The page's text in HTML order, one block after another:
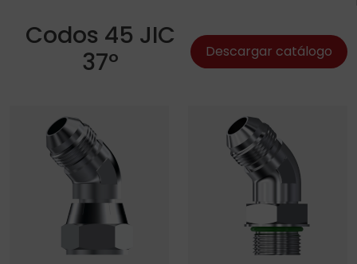
Codos 45 JIC
37º
Descargar catálogo